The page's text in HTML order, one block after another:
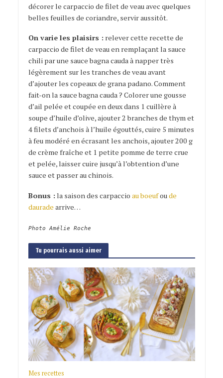
décorer le carpaccio de filet de veau avec quelques
belles feuilles de coriandre, servir aussitôt.
On varie les plaisirs : relever cette recette de
carpaccio de filet de veau en remplaçant la sauce
chili par une sauce bagna cauda à napper très
légèrement sur les tranches de veau avant
d’ajouter les copeaux de grana padano. Comment
fait-on la sauce bagna cauda ? Colorer une gousse
d’ail pelée et coupée en deux dans 1 cuillère à
soupe d’huile d’olive, ajouter 2 branches de thym et
4 filets d’anchois à l’huile égouttés, cuire 5 minutes
à feu modéré en écrasant les anchois, ajouter 200 g
de crème fraîche et 1 petite pomme de terre crue
et pelée, laisser cuire jusqu’à l’obtention d’une
sauce et passer au chinois.
Bonus : la saison des carpaccio au boeufoude
daurade arrive…
Photo Amélie Roche
Tu pourrais aussi aimer
Mes recettes